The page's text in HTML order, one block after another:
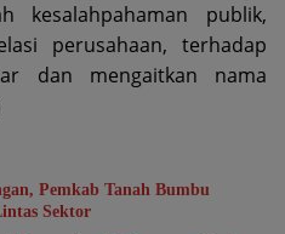
kesalahpahaman publik,
perusahaan, terhadap
dan mengaitkan nama
Pemkab Tanah Bumbu
Sektor